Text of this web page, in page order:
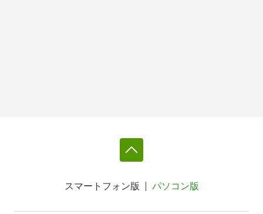
スマートフォン版 パソコン版